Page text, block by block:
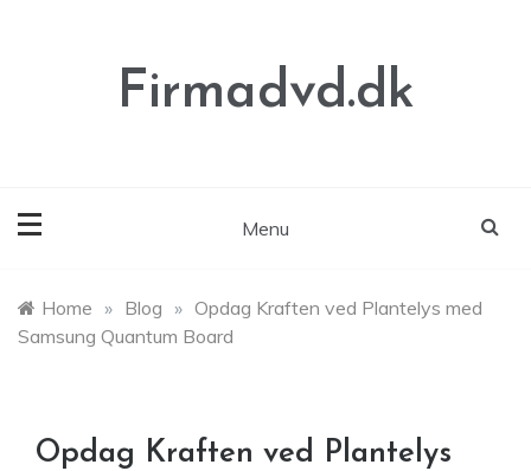
Firmadvd.dk
Menu
Home » Blog » Opdag Kraften ved Plantelys med
Samsung Quantum Board
Opdag Kraften ved Plantelys